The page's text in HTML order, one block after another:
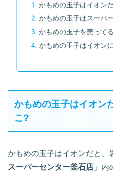
かもめの玉子はイオン
かもめの玉子はスーパ
かもめの玉子を売って
かもめの玉子はイオン
かもめの玉子はイオン
こ?
かもめの玉子はイオンだと、
スーパーセンター釜石店 」